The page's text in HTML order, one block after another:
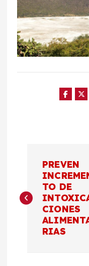
v
PREVEN
TO DE
CIONES
RIAS